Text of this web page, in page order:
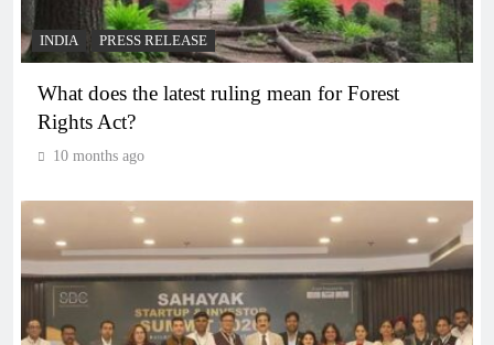
INDIA PRESS RELEASE
What does the latest ruling mean for Forest
Rights Act?
10 months ago